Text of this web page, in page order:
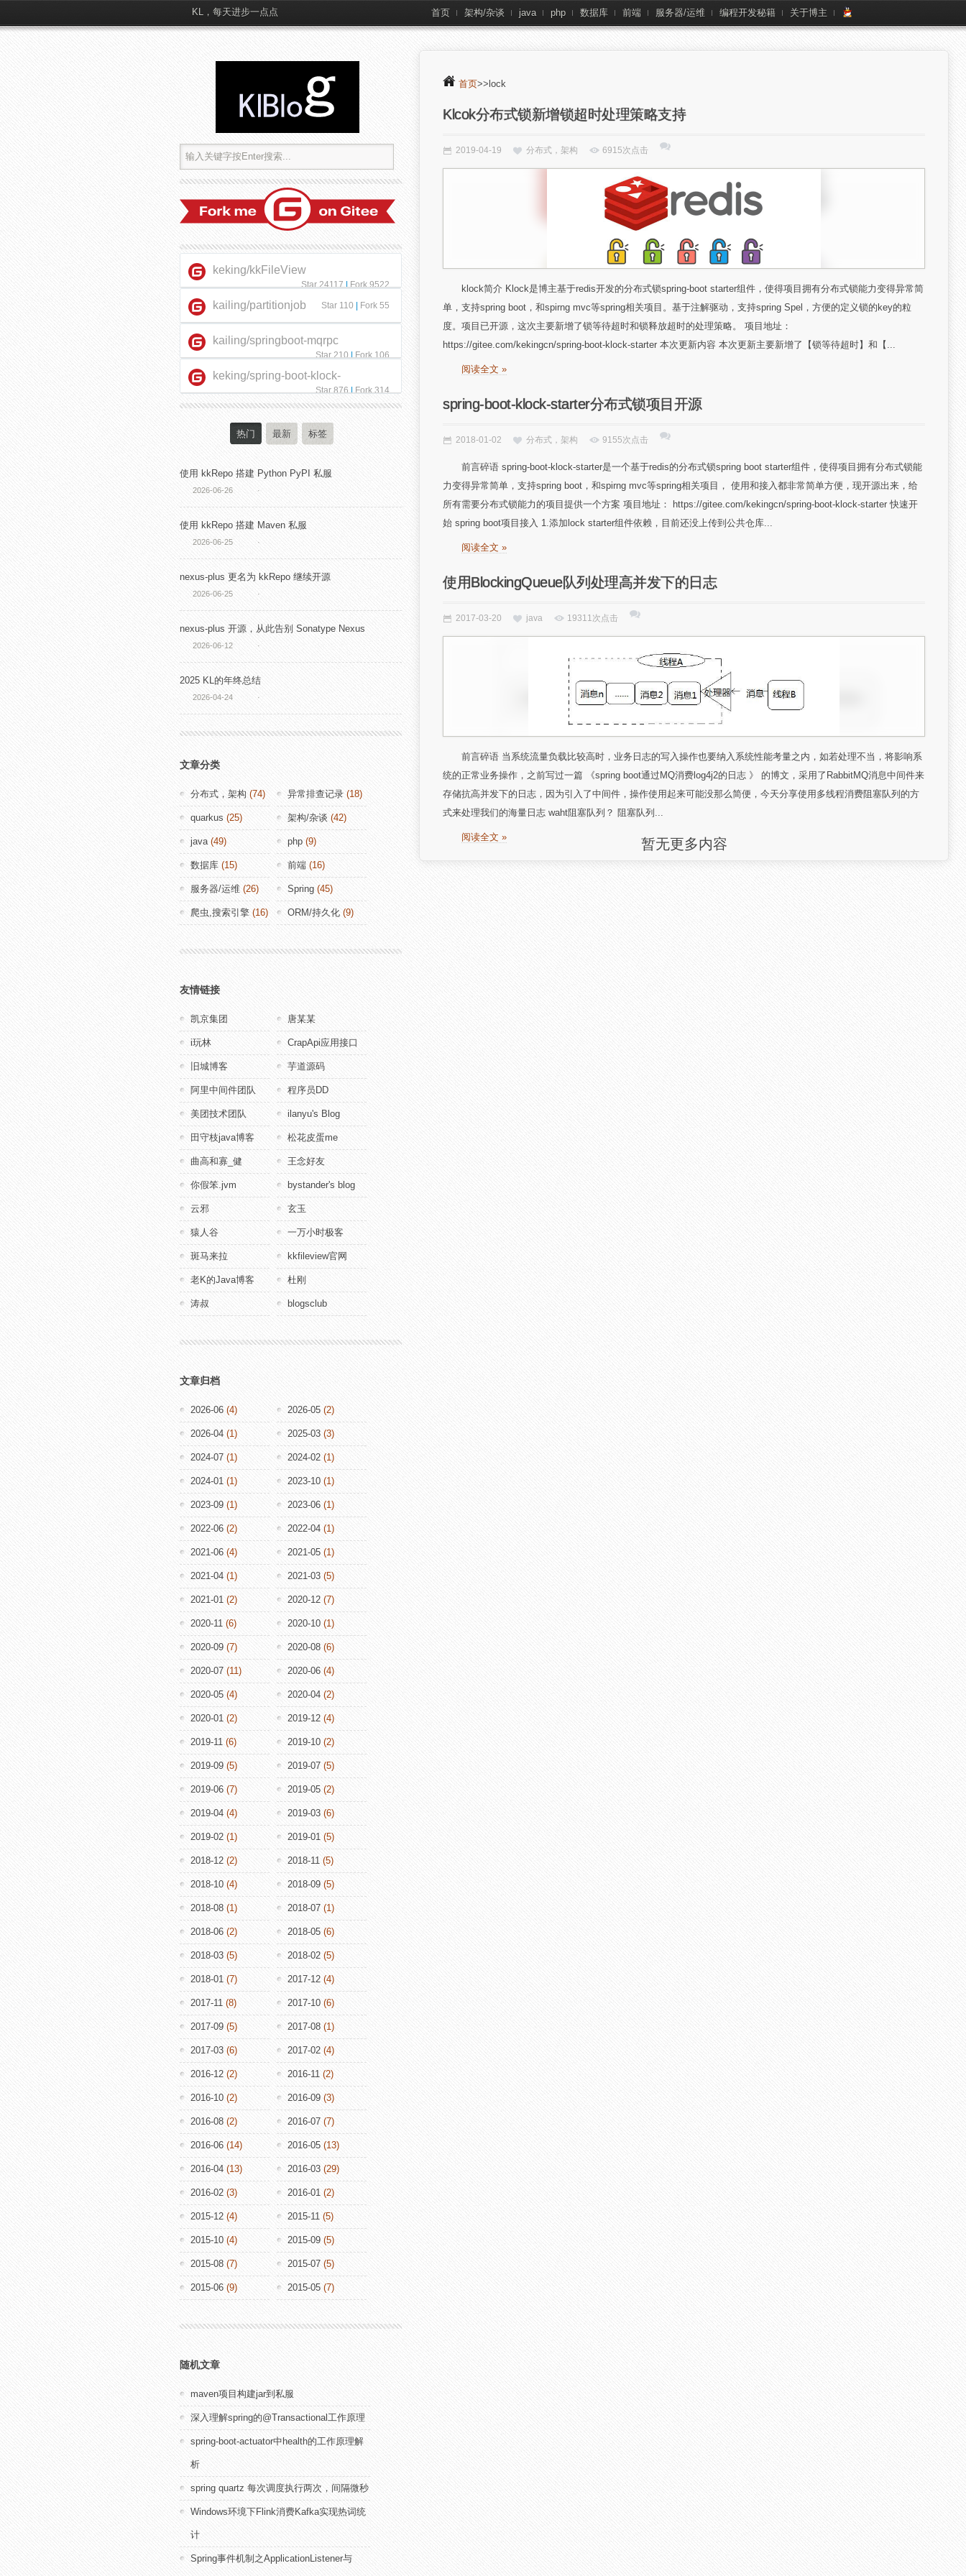
KL，每天进步一点点 首页 架构/杂谈 java php 数据库 前端 服务器/运维 编程开发秘籍 关于博主
首页>>lock
Klcok分布式锁新增锁超时处理策略支持
2019-04-19 分布式，架构 6915次点击
klock简介 Klock是博主基于redis开发的分布式锁spring-boot starter组件，使得项目拥有分布式锁能力变得异常简
单，支持spring boot，和spirng mvc等spring相关项目。基于注解驱动，支持spring Spel，方便的定义锁的key的粒
度。项目已开源，这次主要新增了锁等待超时和锁释放超时的处理策略。 项目地址：
https://gitee.com/kekingcn/spring-boot-klock-starter 本次更新内容 本次更新主要新增了【锁等待超时】和【...
阅读全文 »
spring-boot-klock-starter分布式锁项目开源
2018-01-02 分布式，架构 9155次点击
前言碎语 spring-boot-klock-starter是一个基于redis的分布式锁spring boot starter组件，使得项目拥有分布式锁能
力变得异常简单，支持spring boot，和spirng mvc等spring相关项目， 使用和接入都非常简单方便，现开源出来，给
所有需要分布式锁能力的项目提供一个方案 项目地址： https://gitee.com/kekingcn/spring-boot-klock-starter 快速开
始 spring boot项目接入 1.添加lock starter组件依赖，目前还没上传到公共仓库...
阅读全文 »
使用BlockingQueue队列处理高并发下的日志
2017-03-20 java 19311次点击
前言碎语 当系统流量负载比较高时，业务日志的写入操作也要纳入系统性能考量之内，如若处理不当，将影响系
统的正常业务操作，之前写过一篇 《spring boot通过MQ消费log4j2的日志 》 的博文，采用了RabbitMQ消息中间件来
存储抗高并发下的日志，因为引入了中间件，操作使用起来可能没那么简便，今天分享使用多线程消费阻塞队列的方
式来处理我们的海量日志 waht阻塞队列？ 阻塞队列...
阅读全文 » 暂无更多内容
keking/kkFileView
Star 24117|Fork 9522
kailing/partitionjob Star 110 Fork 55
kailing/springboot-mqrpc
Star 210|Fork 106
keking/spring-boot-klock-
starter
Star 876|Fork 314
热门 最新 标签
使用 kkRepo 搭建 Python PyPI 私服
2026-06-26 ·
使用 kkRepo 搭建 Maven 私服
2026-06-25 ·
nexus-plus 更名为 kkRepo 继续开源
2026-06-25 ·
nexus-plus 开源，从此告别 Sonatype Nexus
2026-06-12 ·
2025 KL的年终总结
2026-04-24 ·
文章分类
分布式，架构 (74) 异常排查记录 (18)
quarkus (25) 架构/杂谈 (42)
java(49) php (9)
数据库 (15) 前端 (16)
服务器/运维 (26) Spring (45)
爬虫,搜索引擎 (16) ORM/持久化 (9)
友情链接
凯京集团 唐某某
i玩林 CrapApi应用接口
旧城博客 芋道源码
阿里中间件团队 程序员DD
美团技术团队 ilanyu's Blog
田守枝java博客 松花皮蛋me
曲高和寡_健 王念好友
你假笨.jvm bystander's blog
云邪 玄玉
猿人谷 一万小时极客
斑马来拉 kkfileview官网
老K的Java博客 杜刚
涛叔 blogsclub
文章归档
2026-06 (4) 2026-05 (2)
2026-04 (1) 2025-03 (3)
2024-07 (1) 2024-02 (1)
2024-01 (1) 2023-10 (1)
2023-09 (1) 2023-06 (1)
2022-06 (2) 2022-04 (1)
2021-06 (4) 2021-05 (1)
2021-04 (1) 2021-03 (5)
2021-01 (2) 2020-12 (7)
2020-11 (6) 2020-10 (1)
2020-09 (7) 2020-08 (6)
2020-07 (11) 2020-06 (4)
2020-05 (4) 2020-04 (2)
2020-01 (2) 2019-12 (4)
2019-11 (6) 2019-10 (2)
2019-09 (5) 2019-07 (5)
2019-06 (7) 2019-05 (2)
2019-04 (4) 2019-03 (6)
2019-02 (1) 2019-01 (5)
2018-12 (2) 2018-11 (5)
2018-10 (4) 2018-09 (5)
2018-08 (1) 2018-07 (1)
2018-06 (2) 2018-05 (6)
2018-03 (5) 2018-02 (5)
2018-01 (7) 2017-12 (4)
2017-11 (8) 2017-10 (6)
2017-09 (5) 2017-08 (1)
2017-03 (6) 2017-02 (4)
2016-12 (2) 2016-11 (2)
2016-10 (2) 2016-09 (3)
2016-08 (2) 2016-07 (7)
2016-06 (14) 2016-05 (13)
2016-04 (13) 2016-03 (29)
2016-02 (3) 2016-01 (2)
2015-12 (4) 2015-11 (5)
2015-10 (4) 2015-09 (5)
2015-08 (7) 2015-07 (5)
2015-06 (9) 2015-05 (7)
随机文章
maven项目构建jar到私服
深入理解spring的@Transactional工作原理
spring-boot-actuator中health的工作原理解
析
spring quartz 每次调度执行两次，间隔微秒
Windows环境下Flink消费Kafka实现热词统
计
Spring事件机制之ApplicationListener与